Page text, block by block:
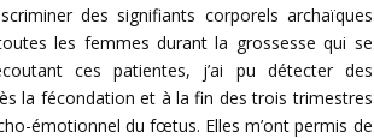
des signifiants corporels archaïques
les femmes durant la grossesse qui se
ces patientes, j’ai pu détecter des
la fécondation et à la fin des trois trimestres
émotionnel du fœtus. Elles m’ont permis de